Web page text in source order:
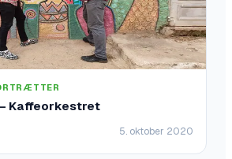
Kaffeorkestret
5. oktober 2020